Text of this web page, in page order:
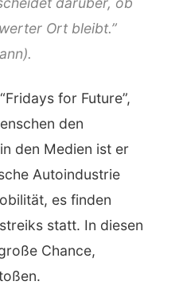
Ort bleibt.”
for Future”,
den
den Medien ist er
Autoindustrie
es finden
statt. In diesen
Chance,